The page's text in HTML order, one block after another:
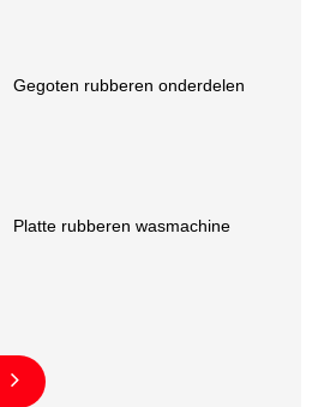
Gegoten rubberen onderdelen
Platte rubberen wasmachine